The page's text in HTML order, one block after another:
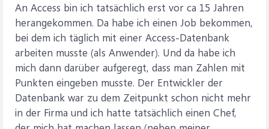
An Access bin ich tatsächlich erst vor ca 15 Jahren
herangekommen. Da habe ich einen Job bekommen,
bei dem ich täglich mit einer Access-Datenbank
arbeiten musste (als Anwender). Und da habe ich
mich dann darüber aufgeregt, dass man Zahlen mit
Punkten eingeben musste. Der Entwickler der
Datenbank war zu dem Zeitpunkt schon nicht mehr
in der Firma und ich hatte tatsächlich einen Chef,